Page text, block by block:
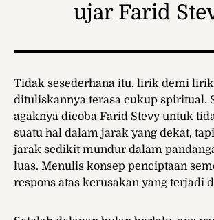
ujar Farid
Tidak sesederhana itu, lirik demi
dituliskannya terasa cukup spiritual.
agaknya dicoba Farid Stevy untuk
suatu hal dalam jarak yang dekat,
jarak sedikit mundur dalam
luas. Menulis konsep penciptaan
respons atas kerusakan yang terjadi